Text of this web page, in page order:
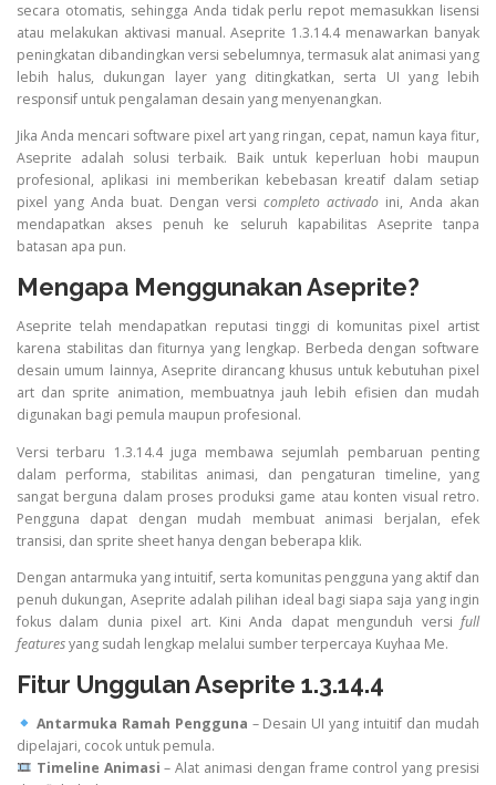
secara otomatis, sehingga Anda tidak perlu repot memasukkan lisensi
atau melakukan aktivasi manual. Aseprite 1.3.14.4 menawarkan banyak
peningkatan dibandingkan versi sebelumnya, termasuk alat animasi yang
lebih halus, dukungan layer yang ditingkatkan, serta UI yang lebih
responsif untuk pengalaman desain yang menyenangkan.
Jika Anda mencari software pixel art yang ringan, cepat, namun kaya fitur,
Aseprite adalah solusi terbaik. Baik untuk keperluan hobi maupun
profesional, aplikasi ini memberikan kebebasan kreatif dalam setiap
pixel yang Anda buat. Dengan versi completo activado ini, Anda akan
mendapatkan akses penuh ke seluruh kapabilitas Aseprite tanpa
batasan apa pun.
Mengapa Menggunakan Aseprite?
Aseprite telah mendapatkan reputasi tinggi di komunitas pixel artist
karena stabilitas dan fiturnya yang lengkap. Berbeda dengan software
desain umum lainnya, Aseprite dirancang khusus untuk kebutuhan pixel
art dan sprite animation, membuatnya jauh lebih efisien dan mudah
digunakan bagi pemula maupun profesional.
Versi terbaru 1.3.14.4 juga membawa sejumlah pembaruan penting
dalam performa, stabilitas animasi, dan pengaturan timeline, yang
sangat berguna dalam proses produksi game atau konten visual retro.
Pengguna dapat dengan mudah membuat animasi berjalan, efek
transisi, dan sprite sheet hanya dengan beberapa klik.
Dengan antarmuka yang intuitif, serta komunitas pengguna yang aktif dan
penuh dukungan, Aseprite adalah pilihan ideal bagi siapa saja yang ingin
fokus dalam dunia pixel art. Kini Anda dapat mengunduh versi full
featuresyang sudah lengkap melalui sumber terpercaya Kuyhaa Me.
Fitur Unggulan Aseprite 1.3.14.4
Antarmuka Ramah Pengguna – Desain UI yang intuitif dan mudah
dipelajari, cocok untuk pemula.
Timeline Animasi – Alat animasi dengan frame control yang presisi